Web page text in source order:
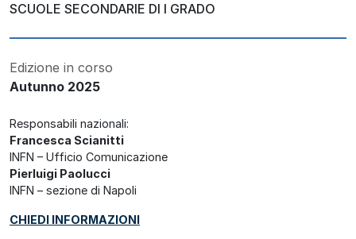
SCUOLE SECONDARIE DI I GRADO
Edizione in corso
Autunno 2025
Responsabili nazionali:
Francesca Scianitti
INFN – Ufficio Comunicazione
Pierluigi Paolucci
INFN – sezione di Napoli
CHIEDI INFORMAZIONI